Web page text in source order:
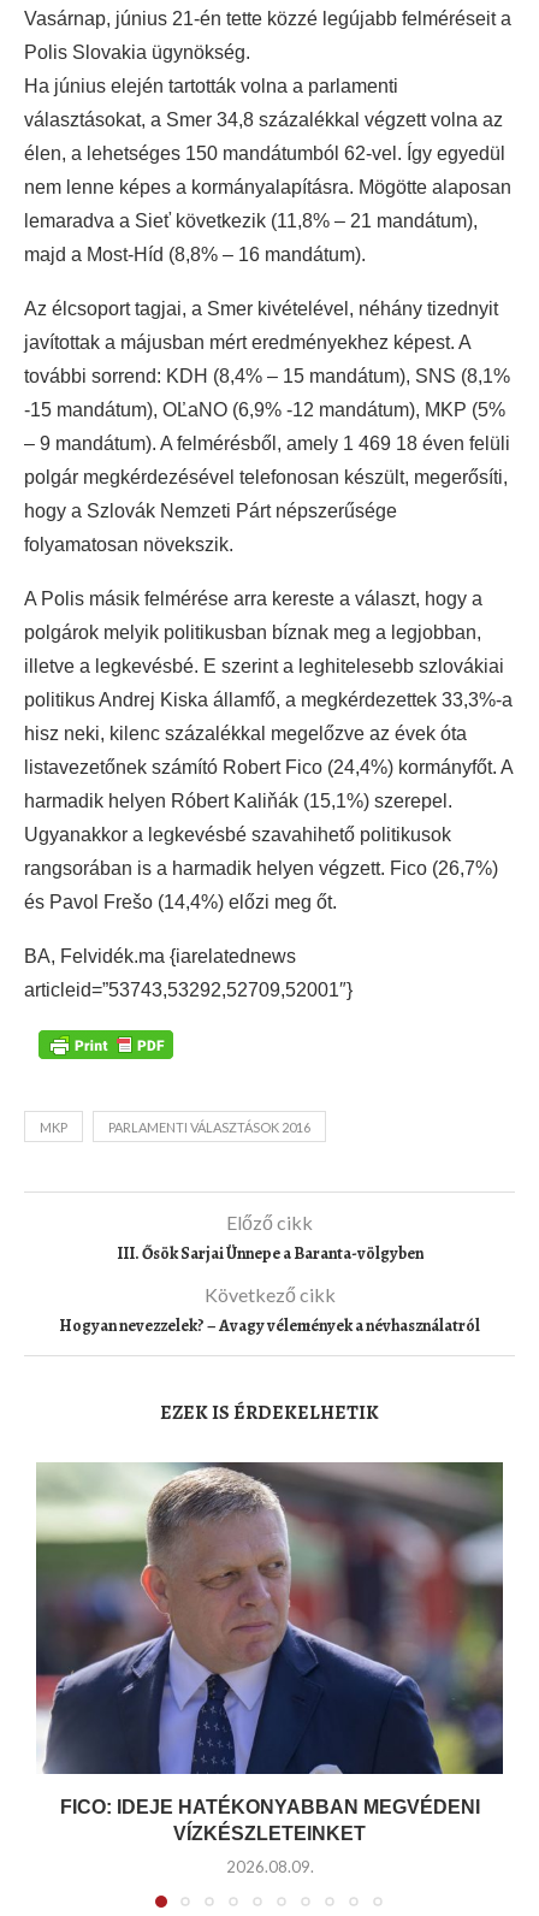
Vasárnap, június 21-én tette közzé legújabb felméréseit a
Polis Slovakia ügynökség.
Ha június elején tartották volna a parlamenti
választásokat, a Smer 34,8 százalékkal végzett volna az
élen, a lehetséges 150 mandátumból 62-vel. Így egyedül
nem lenne képes a kormányalapításra. Mögötte alaposan
lemaradva a Sieť következik (11,8% – 21 mandátum),
majd a Most-Híd (8,8% – 16 mandátum).
Az élcsoport tagjai, a Smer kivételével, néhány tizednyit
javítottak a májusban mért eredményekhez képest. A
további sorrend: KDH (8,4% – 15 mandátum), SNS (8,1%
-15 mandátum), OĽaNO (6,9% -12 mandátum), MKP (5%
– 9 mandátum). A felmérésből, amely 1 469 18 éven felüli
polgár megkérdezésével telefonosan készült, megerősíti,
hogy a Szlovák Nemzeti Párt népszerűsége
folyamatosan növekszik.
A Polis másik felmérése arra kereste a választ, hogy a
polgárok melyik politikusban bíznak meg a legjobban,
illetve a legkevésbé. E szerint a leghitelesebb szlovákiai
politikus Andrej Kiska államfő, a megkérdezettek 33,3%-a
hisz neki, kilenc százalékkal megelőzve az évek óta
listavezetőnek számító Robert Fico (24,4%) kormányfőt. A
harmadik helyen Róbert Kaliňák (15,1%) szerepel.
Ugyanakkor a legkevésbé szavahihető politikusok
rangsorában is a harmadik helyen végzett. Fico (26,7%)
és Pavol Frešo (14,4%) előzi meg őt.
BA, Felvidék.ma {iarelatednews
articleid=”53743,53292,52709,52001″}
MKP PARLAMENTI VÁLASZTÁSOK 2016
Előző cikk
III. Ősök Sarjai Ünnepe a Baranta-völgyben
Következő cikk
Hogyan nevezzelek? – Avagy vélemények a névhasználatról
EZEK IS ÉRDEKELHETIK
FICO: IDEJE HATÉKONYABBAN MEGVÉDENI
VÍZKÉSZLETEINKET
2026.08.09.